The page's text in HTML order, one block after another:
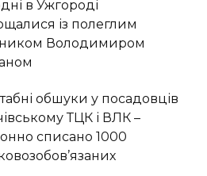
в Ужгороді
із полеглим
Володимиром
обшуки у посадовців
ТЦК і ВЛК –
списано 1000